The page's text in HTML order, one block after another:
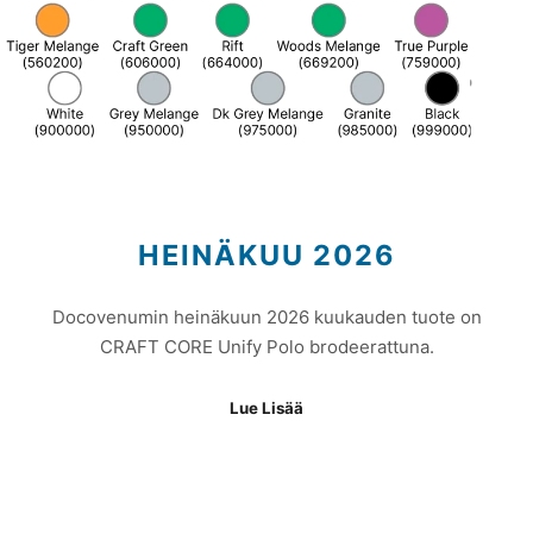
HEINÄKUU 2026
Docovenumin heinäkuun 2026 kuukauden tuote on
CRAFT CORE Unify Polo brodeerattuna.
Lue Lisää